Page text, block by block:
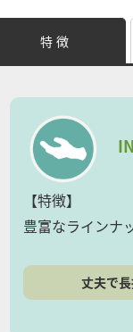
特 徴
【特徴】
豊富なラインナ
丈夫で